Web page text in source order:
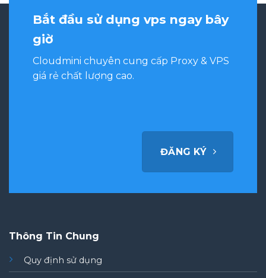
Bắt đầu sử dụng vps ngay bây
giờ
Cloudmini chuyên cung cấp Proxy & VPS
giá rẻ chất lượng cao.
ĐĂNG KÝ
Thông Tin Chung
Quy định sử dụng